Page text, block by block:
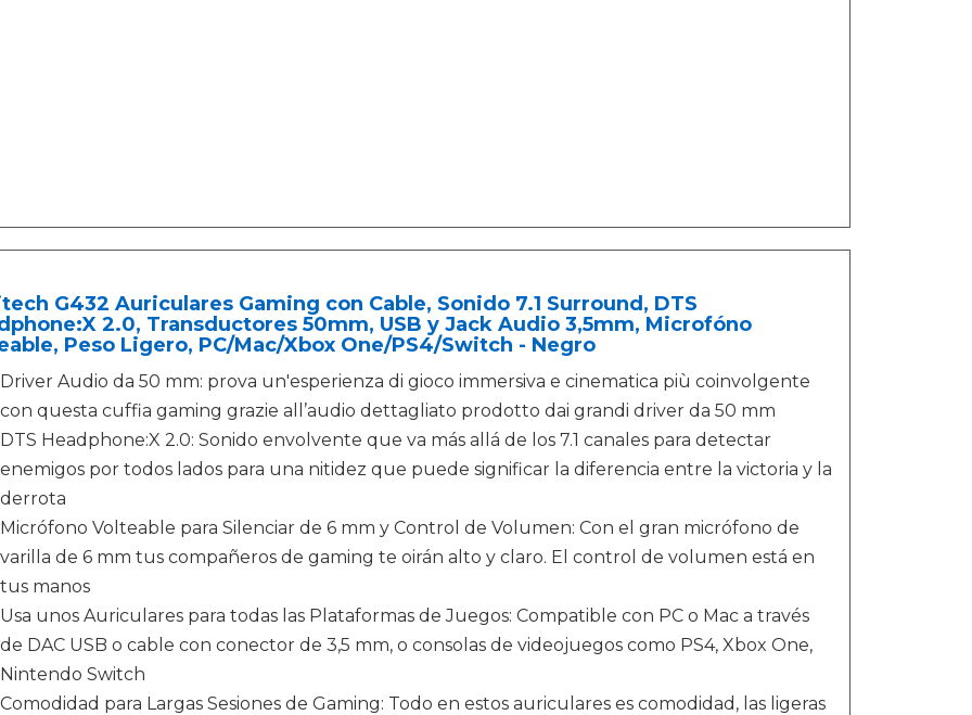
G432 Auriculares Gaming con Cable, Sonido 7.1 Surround, DTS
2.0, Transductores 50mm, USB y Jack Audio 3,5mm, Microfóno
Peso Ligero, PC/Mac/Xbox One/PS4/Switch - Negro
Driver Audio da 50 mm: prova un'esperienza di gioco immersiva e cinematica più coinvolgente
con ‎questa cuffia gaming grazie all’audio dettagliato prodotto dai grandi driver da 50 mm
DTS Headphone:X 2.0: Sonido envolvente que va más allá de los 7.1 canales para detectar
enemigos por todos lados para una nitidez que puede significar la diferencia entre la victoria y la
derrota
Micrófono Volteable para Silenciar de 6 mm y Control de Volumen: Con el gran micrófono de
varilla de 6 mm tus compañeros de gaming te oirán alto y claro. El control de volumen está en
tus manos
Usa unos Auriculares para todas las Plataformas de Juegos: Compatible con PC o Mac a través
de DAC USB o cable con conector de 3,5 mm, o consolas de videojuegos como PS4, Xbox One,
Nintendo Switch
Comodidad para Largas Sesiones de Gaming: Todo en estos auriculares es comodidad, las ligeras